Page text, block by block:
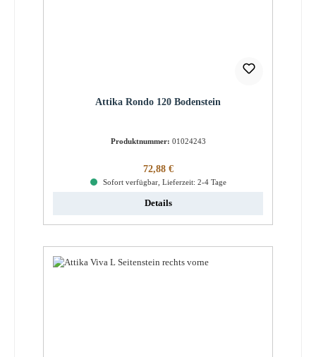
Attika Rondo 120 Bodenstein
Produktnummer: 01024243
Regulärer Preis:
72,88 €
Sofort verfügbar, Lieferzeit: 2-4 Tage
Details